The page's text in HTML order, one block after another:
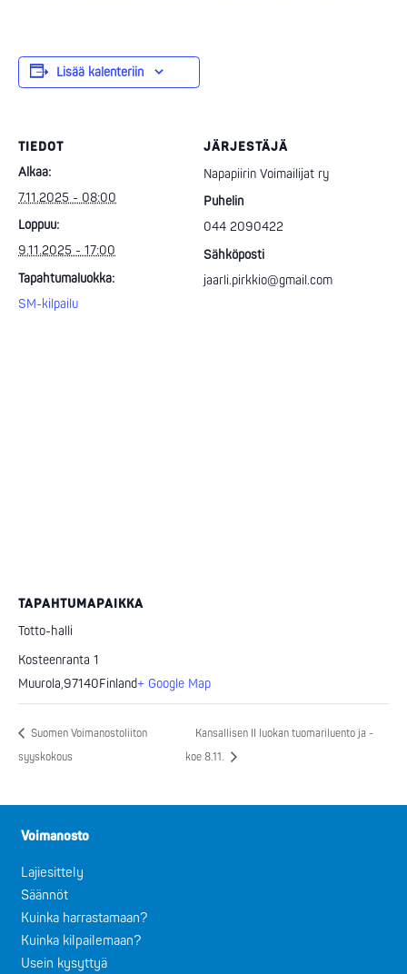
Lisää kalenteriin
TIEDOT
Alkaa:
7.11.2025 - 08:00
Loppuu:
9.11.2025 - 17:00
Tapahtumaluokka:
SM-kilpailu
JÄRJESTÄJÄ
Napapiirin Voimailijat ry
Puhelin
044 2090422
Sähköposti
jaarli.pirkkio@gmail.com
TAPAHTUMAPAIKKA
Totto-halli
Kosteenranta 1
Muurola,97140Finland+ Google Map
Suomen Voimanostoliiton
syyskokous
Kansallisen II luokan tuomariluento ja -
koe 8.11.
Voimanosto
Lajiesittely
Säännöt
Kuinka harrastamaan?
Kuinka kilpailemaan?
Usein kysyttyä